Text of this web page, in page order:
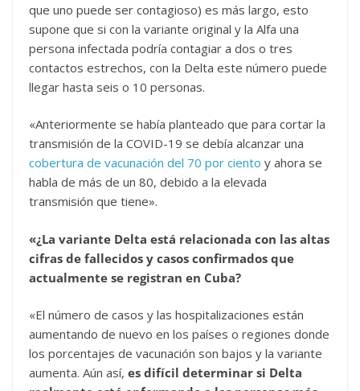
que uno puede ser contagioso) es más largo, esto
supone que si con la variante original y la Alfa una
persona infectada podría contagiar a dos o tres
contactos estrechos, con la Delta este número puede
llegar hasta seis o 10 personas.
«Anteriormente se había planteado que para cortar la
transmisión de la COVID-19 se debía alcanzar una
cobertura de vacunación del 70 por ciento y ahora se
habla de más de un 80, debido a la elevada
transmisión que tiene».
«¿La variante Delta está relacionada con las altas
cifras de fallecidos y casos confirmados que
actualmente se registran en Cuba?
«El número de casos y las hospitalizaciones están
aumentando de nuevo en los países o regiones donde
los porcentajes de vacunación son bajos y la variante
aumenta. Aún así, es difícil determinar si Delta